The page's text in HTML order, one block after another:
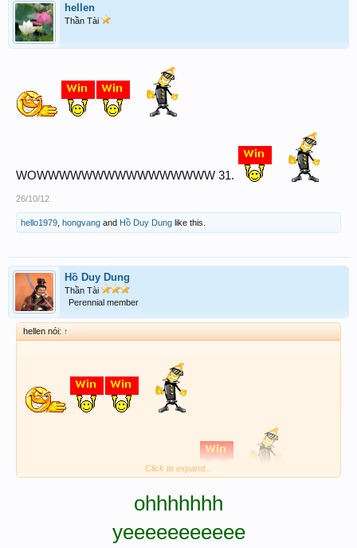
hellen
Thần Tài
WOWWWWWWWWWWWWWWWW 31.
26/10/12
hello1979 hongvang and Hồ Duy Dung like this.
Hồ Duy Dung
Thần Tài
Perennial member
hellen nói: ↑
WOWWWWWWWWWWWWWWWW 31.
Click to expand...
ohhhhhhh
yeeeeeeeeeee